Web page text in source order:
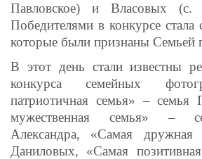
Павловское) и Власовых (с.
Победителями в конкурсе
которые были признаны Семьей
В этот день стали известны
конкурса семейных
патриотичная семья» –
мужественная семья» –
Александра, «Самая
Даниловых, «Самая